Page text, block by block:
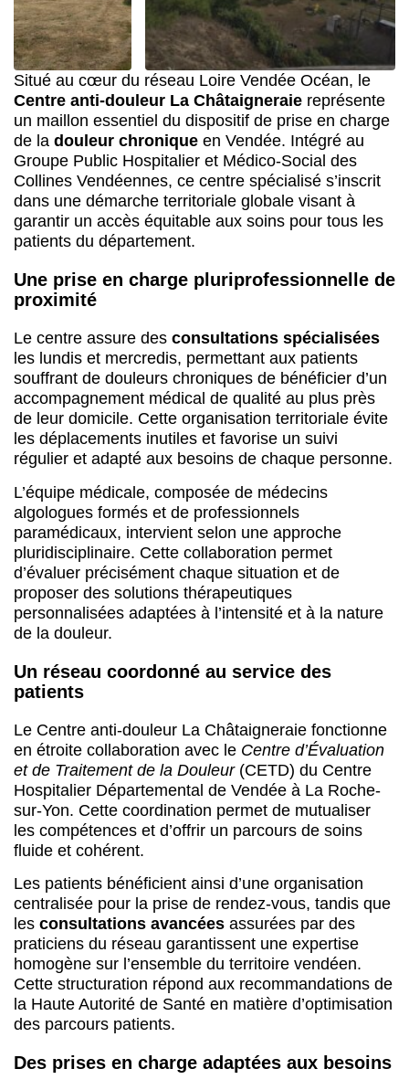
Situé au cœur du réseau Loire Vendée Océan, le
Centre anti-douleur La Châtaigneraie représente
un maillon essentiel du dispositif de prise en charge
de la douleur chronique en Vendée. Intégré au
Groupe Public Hospitalier et Médico-Social des
Collines Vendéennes, ce centre spécialisé s’inscrit
dans une démarche territoriale globale visant à
garantir un accès équitable aux soins pour tous les
patients du département.
Une prise en charge pluriprofessionnelle de
proximité
Le centre assure des consultations spécialisées
les lundis et mercredis, permettant aux patients
souffrant de douleurs chroniques de bénéficier d’un
accompagnement médical de qualité au plus près
de leur domicile. Cette organisation territoriale évite
les déplacements inutiles et favorise un suivi
régulier et adapté aux besoins de chaque personne.
L’équipe médicale, composée de médecins
algologues formés et de professionnels
paramédicaux, intervient selon une approche
pluridisciplinaire. Cette collaboration permet
d’évaluer précisément chaque situation et de
proposer des solutions thérapeutiques
personnalisées adaptées à l’intensité et à la nature
de la douleur.
Un réseau coordonné au service des
patients
Le Centre anti-douleur La Châtaigneraie fonctionne
en étroite collaboration avec le Centre d’Évaluation
et de Traitement de la Douleur(CETD) du Centre
Hospitalier Départemental de Vendée à La Roche-
sur-Yon. Cette coordination permet de mutualiser
les compétences et d’offrir un parcours de soins
fluide et cohérent.
Les patients bénéficient ainsi d’une organisation
centralisée pour la prise de rendez-vous, tandis que
les consultations avancées assurées par des
praticiens du réseau garantissent une expertise
homogène sur l’ensemble du territoire vendéen.
Cette structuration répond aux recommandations de
la Haute Autorité de Santé en matière d’optimisation
des parcours patients.
Des prises en charge adaptées aux besoins